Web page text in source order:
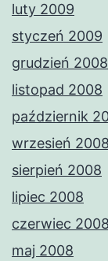
luty 2009
styczeń 2009
grudzień 2008
listopad 2008
październik
wrzesień 2008
sierpień 2008
lipiec 2008
czerwiec 2008
maj 2008